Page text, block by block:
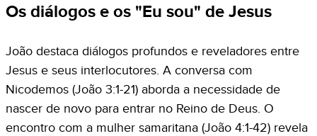
Os diálogos e os "Eu sou" de Jesus
João destaca diálogos profundos e reveladores entre
Jesus e seus interlocutores. A conversa com
Nicodemos (João 3:1-21) aborda a necessidade de
nascer de novo para entrar no Reino de Deus. O
encontro com a mulher samaritana (João 4:1-42) revela